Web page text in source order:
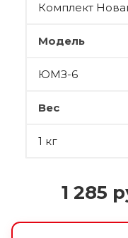
Комплект
Модель
ЮМЗ-6
Вес
1 кг
1 285